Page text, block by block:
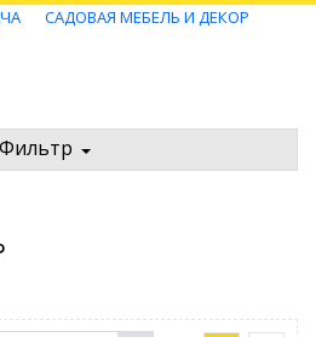
САДОВАЯ МЕБЕЛЬ И ДЕКОР
Фильтр